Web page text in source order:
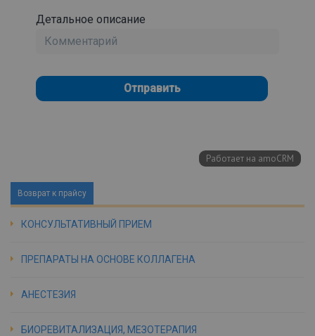
Возврат к прайсу
КОНСУЛЬТАТИВНЫЙ ПРИЕМ
ПРЕПАРАТЫ НА ОСНОВЕ КОЛЛАГЕНА
АНЕСТЕЗИЯ
БИОРЕВИТАЛИЗАЦИЯ, МЕЗОТЕРАПИЯ